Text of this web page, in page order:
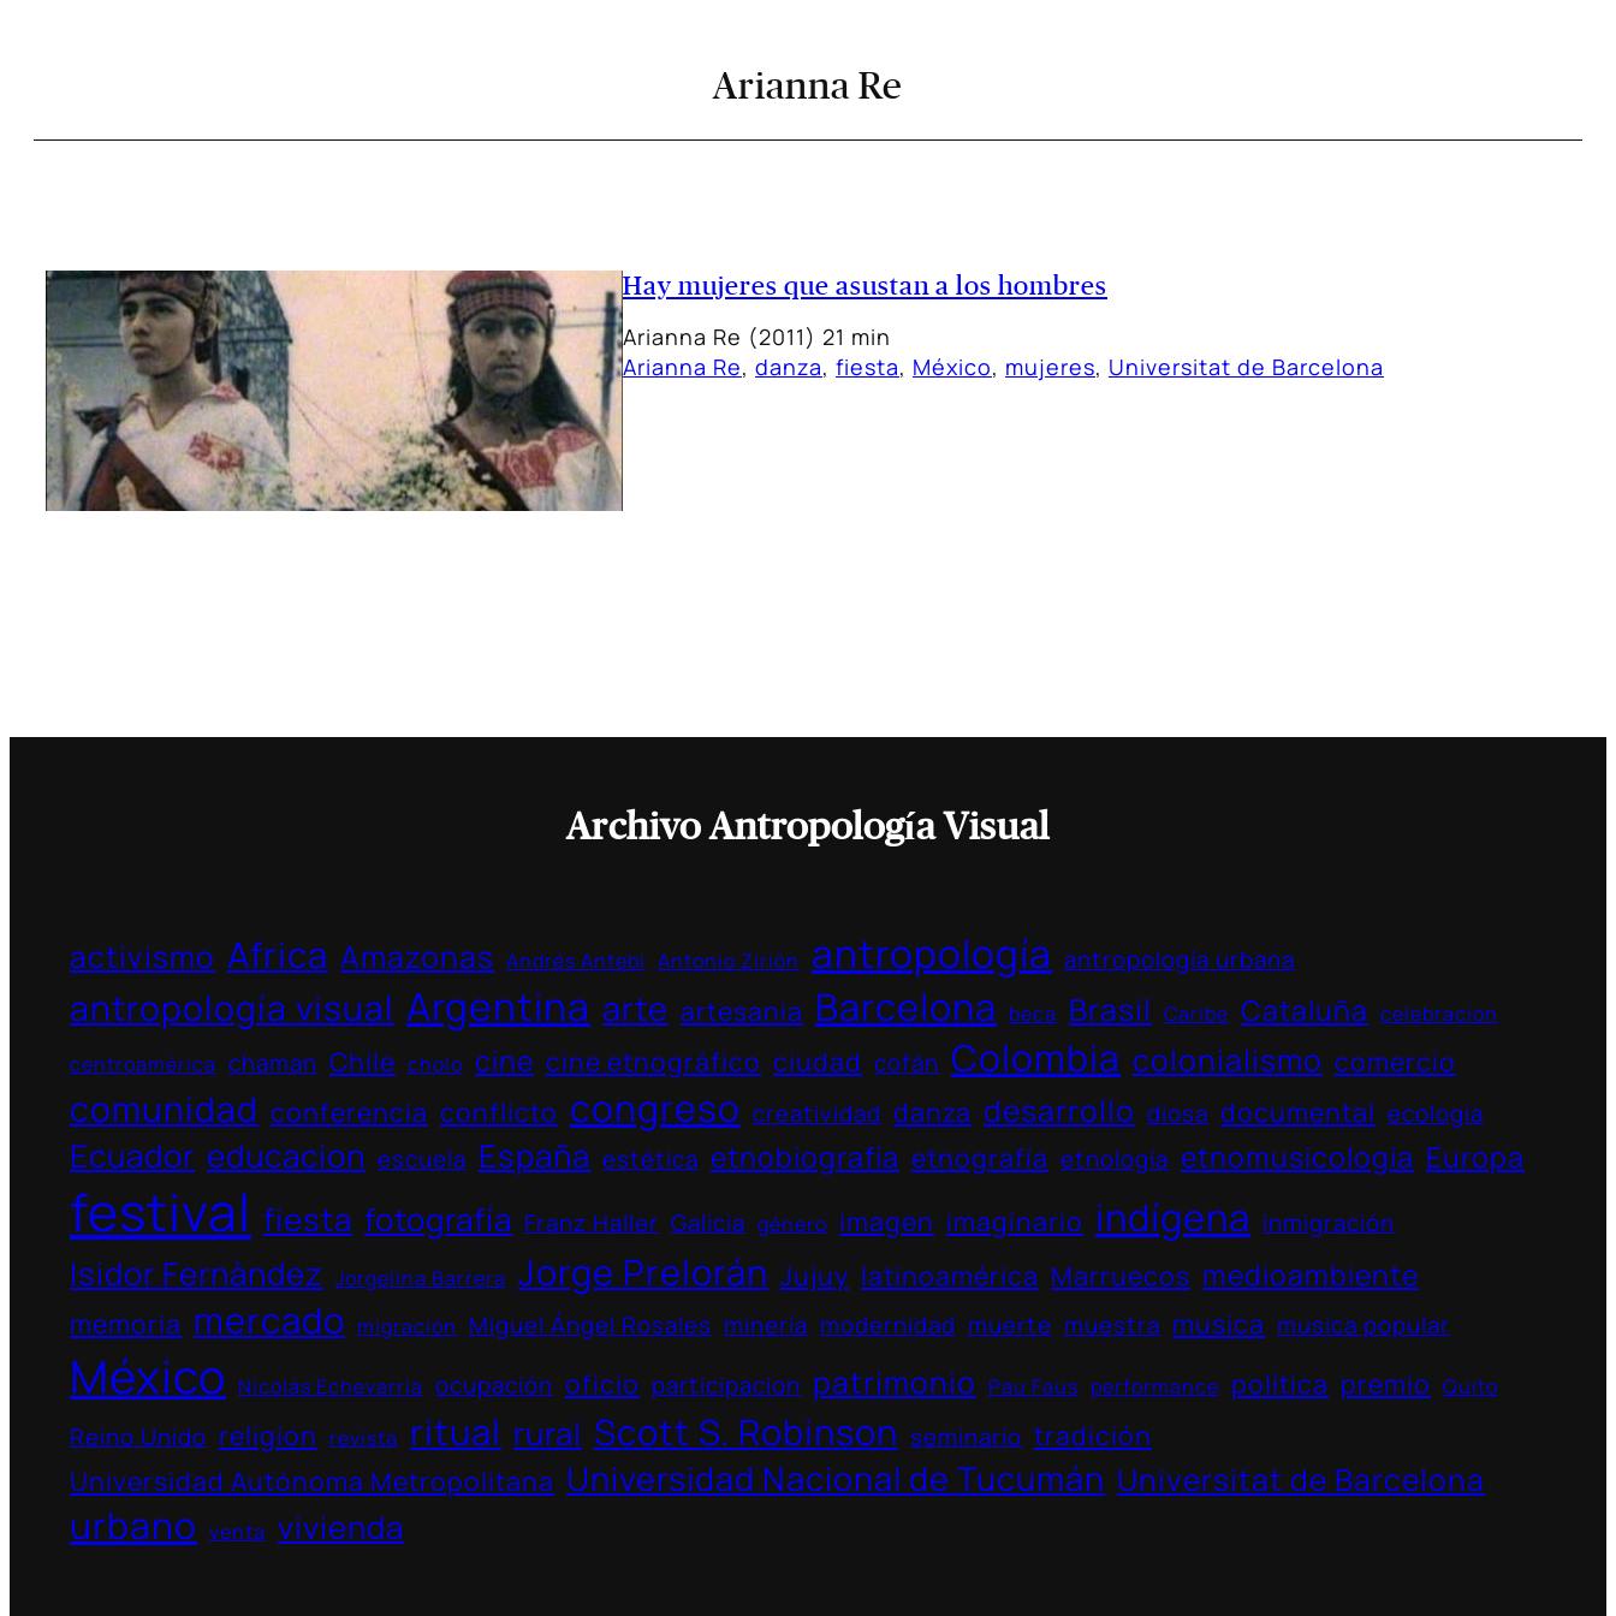
Arianna Re
Hay mujeres que asustan a los hombres
Arianna Re (2011) 21 min
Arianna Re, danza, fiesta, México, mujeres, Universitat de Barcelona
Archivo Antropología Visual
activismo Africa Amazonas Andrés Antebi Antonio Zirión antropología antropología urbana
antropología visual Argentina arte artesania Barcelona beca Brasil Caribe Cataluña celebracion
centroamérica chaman Chile cholo cine cine etnográfico ciudad cofán Colombia colonialismo comercio
comunidad conferencia conflicto congreso creatividad danza desarrollo diosa documental ecologia
Ecuador educacion escuela España estética etnobiografía etnografía etnología etnomusicologia Europa
festival fiesta fotografía Franz Haller Galicia género imagen imaginario indígena inmigración
Isidor Fernàndez Jorgelina Barrera Jorge Prelorán Jujuy latinoamérica Marruecos medioambiente
memoria mercado migración Miguel Ángel Rosales minería modernidad muerte muestra musica musica popular
México Nicolás Echevarría ocupación oficio participacion patrimonio Pau Faus performance política premio Quito
Reino Unido religion revista ritual rural Scott S. Robinson seminario tradición
Universidad Autónoma Metropolitana Universidad Nacional de Tucumán Universitat de Barcelona
urbano venta vivienda